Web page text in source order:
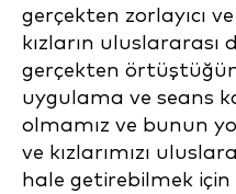
gerçekten zorlayıcı
kızların uluslararası
gerçekten
uygulama ve seans
olmamız ve bunun
ve kızlarımızı
hale getirebilmek için